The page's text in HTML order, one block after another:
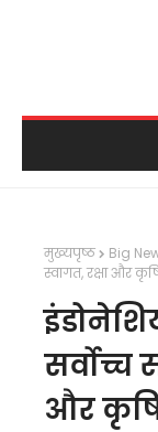
मुख्यपृष्ठ Big
स्वागत, रक्षा और
सर्वोच्च
और कृषि